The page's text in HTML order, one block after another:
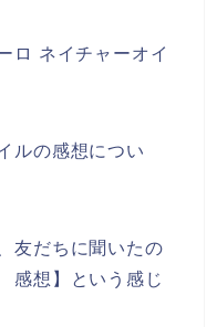
ロ ネイチャーオイ
ルの感想につい
友だちに聞いたの
感想】という感じ